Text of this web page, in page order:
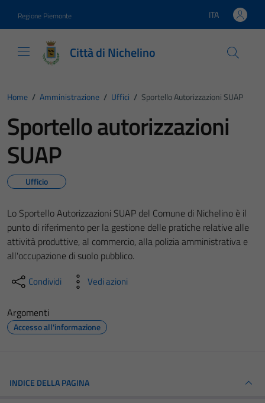
Regione Piemonte Lingua attiva:
ITA
Città di Nichelino
Home / Amministrazione / Uffici / Sportello Autorizzazioni SUAP
Sportello autorizzazioni
SUAP
Ufficio
Lo Sportello Autorizzazioni SUAP del Comune di Nichelino è il
punto di riferimento per la gestione delle pratiche relative alle
attività produttive, al commercio, alla polizia amministrativa e
all'occupazione di suolo pubblico.
Condividi Vedi azioni
Argomenti
Accesso all'informazione
INDICE DELLA PAGINA